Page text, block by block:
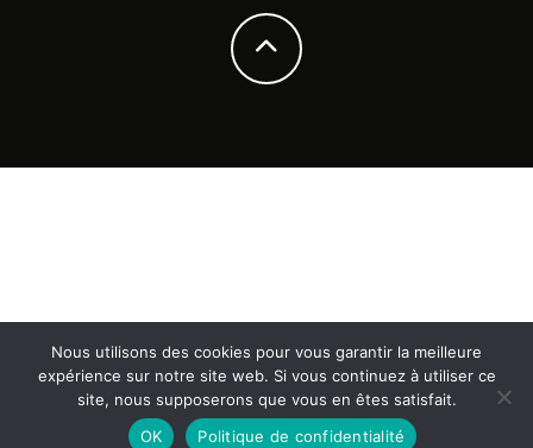
Nous utilisons des cookies pour vous garantir la meilleure
expérience sur notre site web. Si vous continuez à utiliser ce
site, nous supposerons que vous en êtes satisfait.
OK
Politique de confidentialité